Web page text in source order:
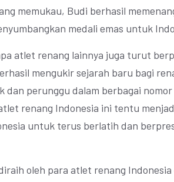
memukau, Budi berhasil
medali emas untuk
atlet renang lainnya juga turut
mengukir sejarah baru bagi
dan perunggu dalam berbagai
renang Indonesia ini tentu
untuk terus berlatih dan
oleh para atlet renang